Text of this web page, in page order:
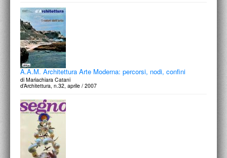
A.A.M. Architettura Arte Moderna: percorsi, nodi, confini
di Mariachiara Catani
d’Architettura, n.32, aprile / 2007